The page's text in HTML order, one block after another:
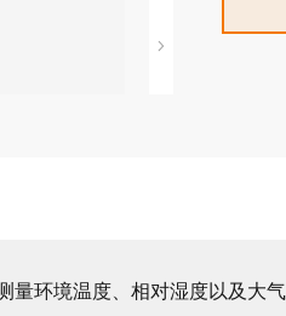
量环境温度、相对湿度以及